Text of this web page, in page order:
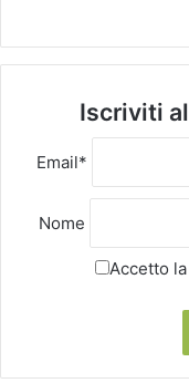
Iscriviti
Email*
Nome
Accetto la